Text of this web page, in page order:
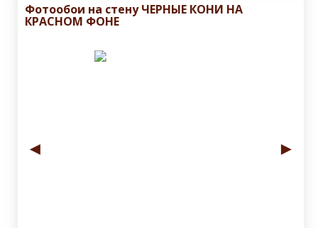
Фотообои на стену ЧЕРНЫЕ КОНИ НА
КРАСНОМ ФОНЕ
◄ ►